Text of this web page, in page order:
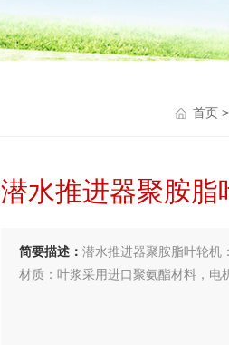
首页 >
潜水推进器聚胺脂
简要描述： 潜水推进器聚胺脂叶轮机：
材质：叶浆采用进口聚氨酯材料，电